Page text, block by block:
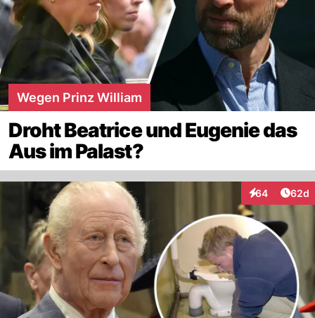
Wegen Prinz William
Droht Beatrice und Eugenie das
Aus im Palast?
64
Interaktionen
62d